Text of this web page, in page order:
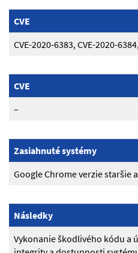
CVE
CVE-2020-6383, CVE-2020-
CVE
–
Zasiahnuté systémy
Google Chrome verzie staršie
Následky
Vykonanie škodlivého kódu a